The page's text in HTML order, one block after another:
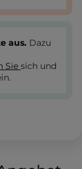
aus. Dazu
Sie sich und